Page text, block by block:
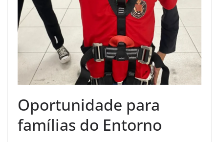
Oportunidade para
famílias do Entorno